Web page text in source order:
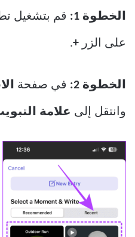
الخطوة 1: قم بتشغيل
على الزر +
.
الخطوة 2: في صفحة
وانتقل إلى علامة